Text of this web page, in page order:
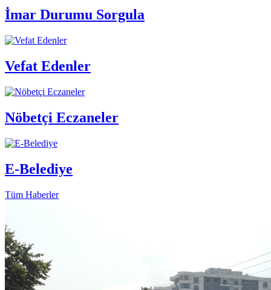
İmar Durumu Sorgula
Vefat Edenler
Nöbetçi Eczaneler
E-Belediye
Tüm Haberler